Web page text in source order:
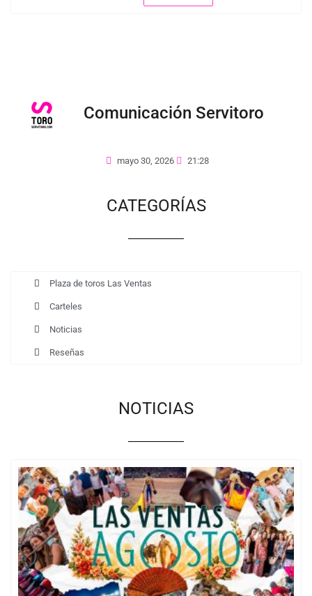
Comunicación Servitoro
mayo 30, 2026 21:28
CATEGORÍAS
Plaza de toros Las Ventas
Carteles
Noticias
Reseñas
NOTICIAS